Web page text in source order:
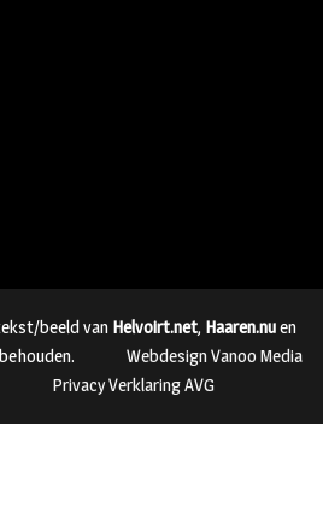
beeld van Helvoirt.net, Haaren.nuen
Webdesign Vanoo Media
Privacy Verklaring AVG